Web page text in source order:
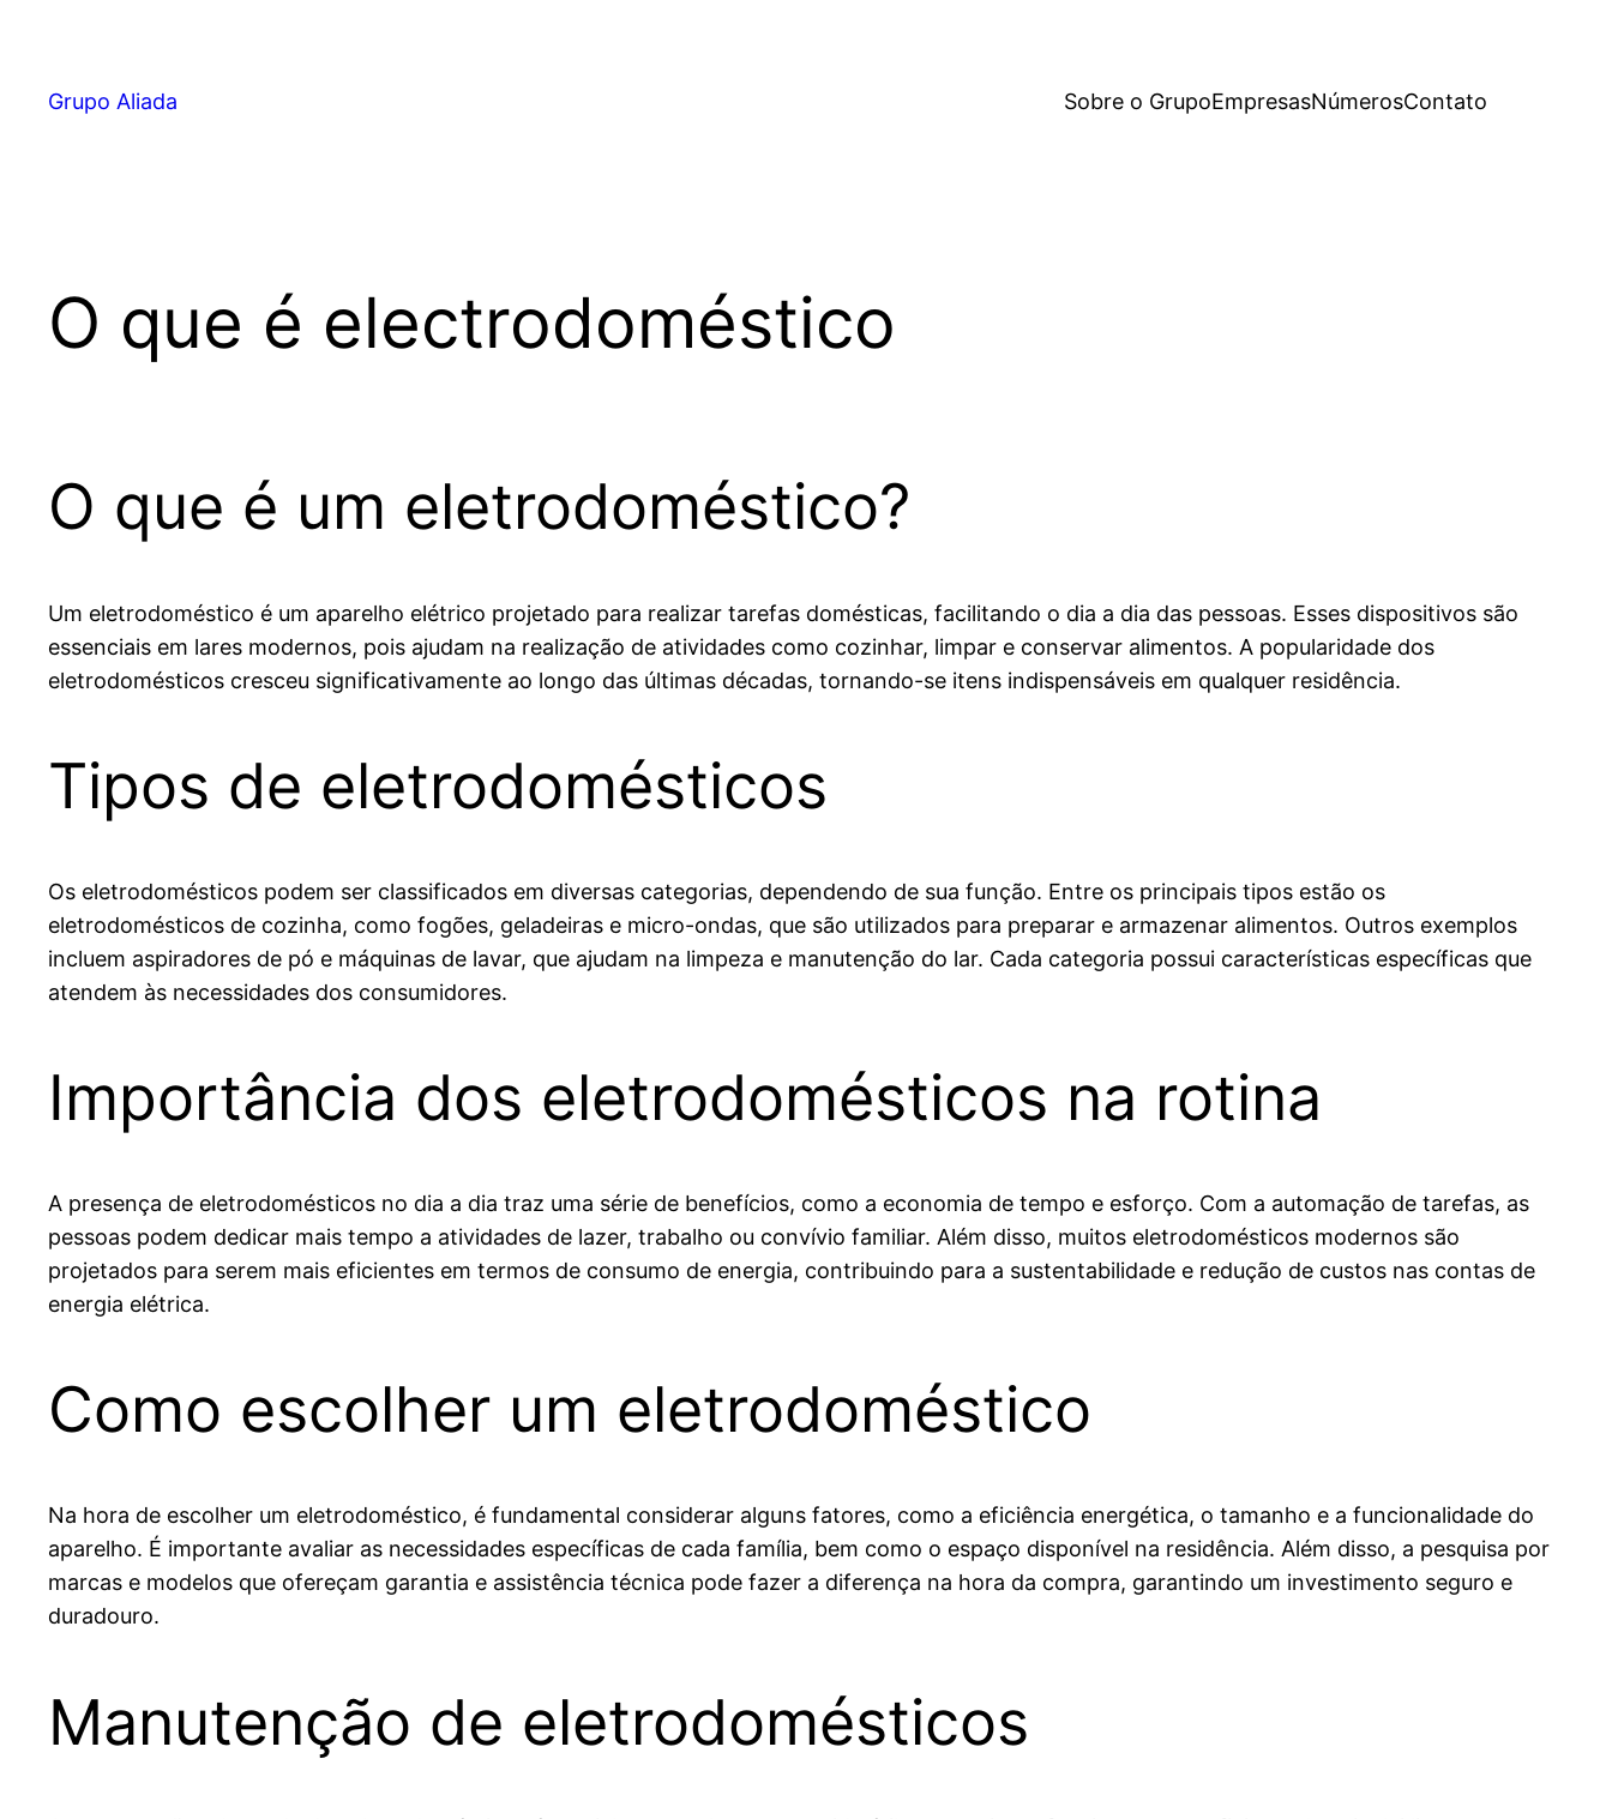
Grupo Aliada Sobre o GrupoEmpresasNúmerosContato
O que é electrodoméstico
O que é um eletrodoméstico?
Um eletrodoméstico é um aparelho elétrico projetado para realizar tarefas domésticas, facilitando o dia a dia das pessoas. Esses dispositivos são
essenciais em lares modernos, pois ajudam na realização de atividades como cozinhar, limpar e conservar alimentos. A popularidade dos
eletrodomésticos cresceu significativamente ao longo das últimas décadas, tornando-se itens indispensáveis em qualquer residência.
Tipos de eletrodomésticos
Os eletrodomésticos podem ser classificados em diversas categorias, dependendo de sua função. Entre os principais tipos estão os
eletrodomésticos de cozinha, como fogões, geladeiras e micro-ondas, que são utilizados para preparar e armazenar alimentos. Outros exemplos
incluem aspiradores de pó e máquinas de lavar, que ajudam na limpeza e manutenção do lar. Cada categoria possui características específicas que
atendem às necessidades dos consumidores.
Importância dos eletrodomésticos na rotina
A presença de eletrodomésticos no dia a dia traz uma série de benefícios, como a economia de tempo e esforço. Com a automação de tarefas, as
pessoas podem dedicar mais tempo a atividades de lazer, trabalho ou convívio familiar. Além disso, muitos eletrodomésticos modernos são
projetados para serem mais eficientes em termos de consumo de energia, contribuindo para a sustentabilidade e redução de custos nas contas de
energia elétrica.
Como escolher um eletrodoméstico
Na hora de escolher um eletrodoméstico, é fundamental considerar alguns fatores, como a eficiência energética, o tamanho e a funcionalidade do
aparelho. É importante avaliar as necessidades específicas de cada família, bem como o espaço disponível na residência. Além disso, a pesquisa por
marcas e modelos que ofereçam garantia e assistência técnica pode fazer a diferença na hora da compra, garantindo um investimento seguro e
duradouro.
Manutenção de eletrodomésticos